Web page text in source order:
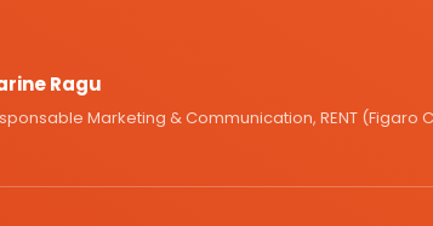
Ragu
Marketing & Communication, RENT (Figaro